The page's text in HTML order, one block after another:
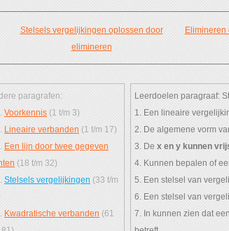
Stelsels vergelijkingen oplossen door
elimineren
Elimineren
paragrafen:
Voorkennis (1 t/m 3)
Lineaire verbanden (1 t/m 17)
Een lijn door twee gegeven
(18 t/m 32)
Stelsels vergelijkingen (33 t/m
Kwadratische verbanden (61
Leerdoelen paragraaf:
1. Een lineaire
2. De algemene vorm
3. De x en y kunnen
4. Kunnen bepalen of
5. Een stelsel van
6. Een stelsel van
7. In kunnen zien dat